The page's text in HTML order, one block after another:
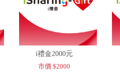
i禮金2000元
市價 $2000